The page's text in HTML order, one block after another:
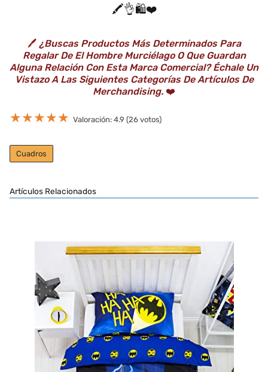
🖍️👌🛍️❤️
🖊️ ¿Buscas Productos Más Determinados Para
Regalar De El Hombre Murciélago O Que Guardan
Alguna Relación Con Esta Marca Comercial? Échale Un
Vistazo A Las Siguientes Categorías De Artículos De
Merchandising. ❤️
★★★★★ Valoración: 4.9 (26 votos)
Cuadros
Artículos Relacionados